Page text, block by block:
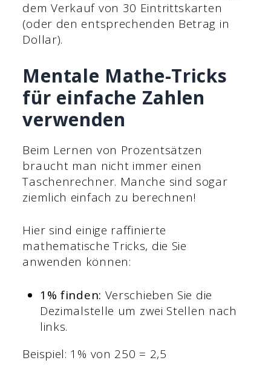
dem Verkauf von 30 Eintrittskarten
(oder den entsprechenden Betrag in
Dollar).
Mentale Mathe-Tricks
für einfache Zahlen
verwenden
Beim Lernen von Prozentsätzen
braucht man nicht immer einen
Taschenrechner. Manche sind sogar
ziemlich einfach zu berechnen!
Hier sind einige raffinierte
mathematische Tricks, die Sie
anwenden können:
1% finden: Verschieben Sie die
Dezimalstelle um zwei Stellen nach
links.
Beispiel: 1% von 250 = 2,5